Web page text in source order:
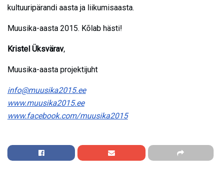
kultuuripärandi aasta ja liikumisaasta.
Muusika-aasta 2015. Kõlab hästi!
Kristel Üksvärav,
Muusika-aasta projektijuht
info@muusika2015.ee
www.muusika2015.ee
www.facebook.com/muusika2015